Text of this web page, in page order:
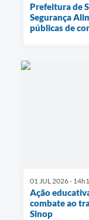
Prefeitura de
Segurança
públicas de
01 JUL 2026 -
Ação
combate ao
Sinop